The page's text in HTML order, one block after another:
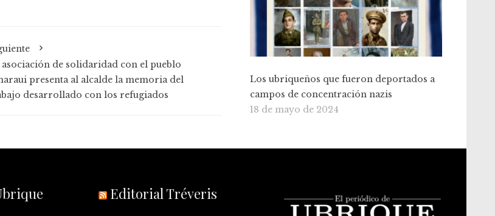
asociación de solidaridad con el pueblo
presenta al alcalde la memoria del
desarrollado con los refugiados
Los ubriqueños que fueron deportados a
campos de concentración nazis
18 de mayo de 2024
Editorial Tréveris